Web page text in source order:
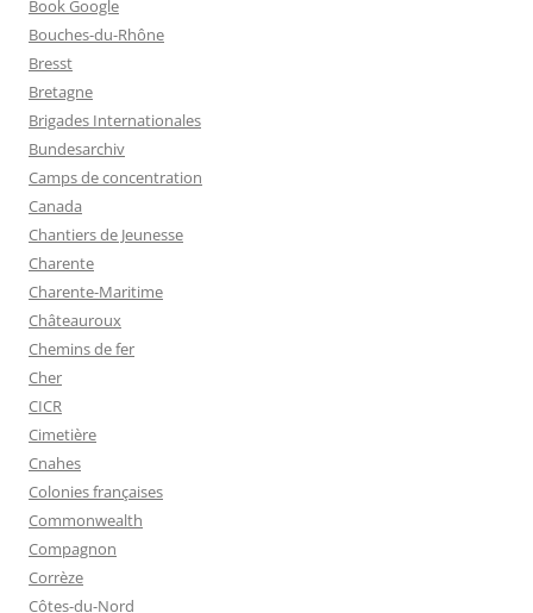
Book Google
Bouches-du-Rhône
Bresst
Bretagne
Brigades Internationales
Bundesarchiv
Camps de concentration
Canada
Chantiers de Jeunesse
Charente
Charente-Maritime
Châteauroux
Chemins de fer
Cher
CICR
Cimetière
Cnahes
Colonies françaises
Commonwealth
Compagnon
Corrèze
Côtes-du-Nord